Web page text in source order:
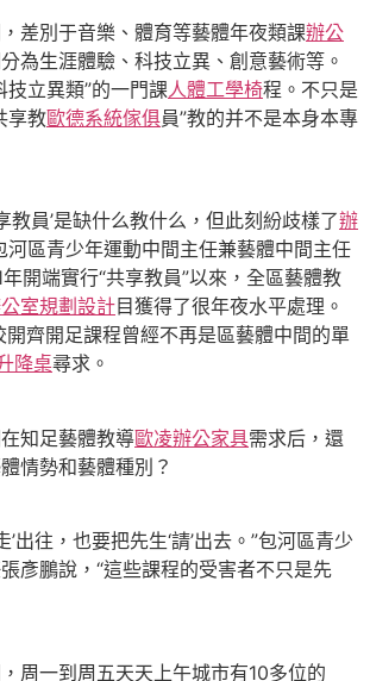
別于音樂、體育等藝體年夜類課辦公
為生涯體驗、科技立異、創意藝術等。
技立異類”的一門課人體工學椅程。不只是
享教歐德系統傢俱員”教的并不是本身本專
員’是缺什么教什么，但此刻紛歧樣了辦
河區青少年運動中間主任兼藝體中間主任
開端實行“共享教員”以來，全區藝體教
室規劃設計目獲得了很年夜水平處理。
齊開足課程曾經不再是區藝體中間的單
降桌尋求。
知足藝體教導歐凌辦公家具需求后，還
情勢和藝體種別？
往，也要把先生‘請’出去。”包河區青少
彥鵬說，“這些課程的受害者不只是先
一到周五天天上午城市有10多位的